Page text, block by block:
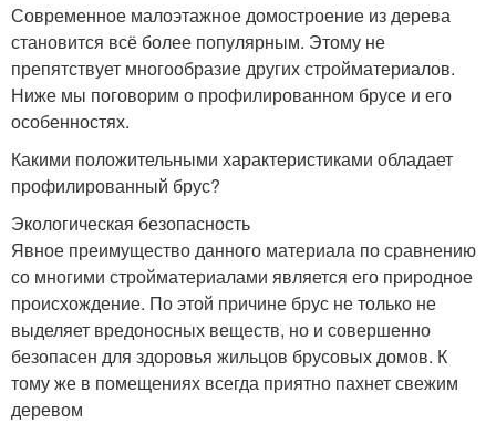
Современное малоэтажное домостроение из дерева
становится всё более популярным. Этому не
препятствует многообразие других стройматериалов.
Ниже мы поговорим о профилированном брусе и его
особенностях.
Какими положительными характеристиками обладает
профилированный брус?
Экологическая безопасность
Явное преимущество данного материала по сравнению
со многими стройматериалами является его природное
происхождение. По этой причине брус не только не
выделяет вредоносных веществ, но и совершенно
безопасен для здоровья жильцов брусовых домов. К
тому же в помещениях всегда приятно пахнет свежим
деревом